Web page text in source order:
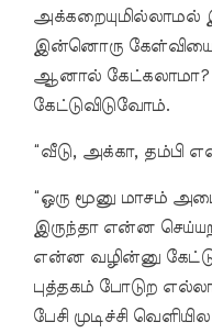
அக்கறையுமில்லாமல்
இன்னொரு கேள்வியை
ஆனால் கேட்கலாமா?
கேட்டுவிடுவோம்.
“வீடு, அக்கா, தம்பி
“ஒரு மூனு மாசம்
இருந்தா என்ன
என்ன வழின்னு
புத்தகம் போடுற
பேசி முடிச்சி